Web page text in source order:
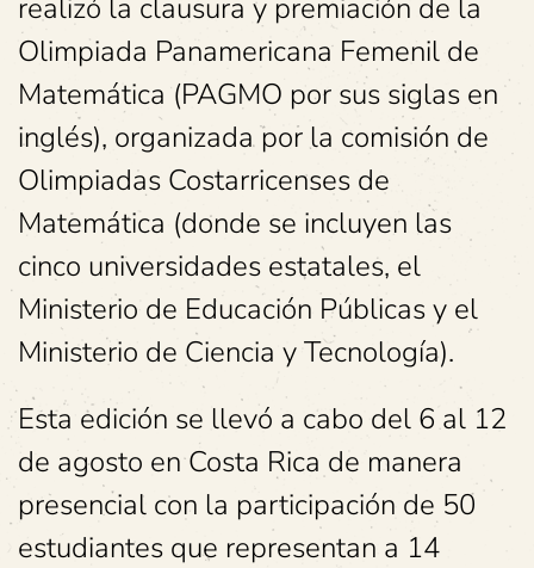
realizó la clausura y premiación de la
Olimpiada Panamericana Femenil de
Matemática (PAGMO por sus siglas en
inglés), organizada por la comisión de
Olimpiadas Costarricenses de
Matemática (donde se incluyen las
cinco universidades estatales, el
Ministerio de Educación Públicas y el
Ministerio de Ciencia y Tecnología).
Esta edición se llevó a cabo del 6 al 12
de agosto en Costa Rica de manera
presencial con la participación de 50
estudiantes que representan a 14